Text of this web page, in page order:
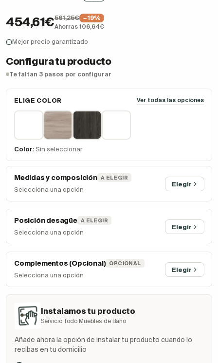
454,61€561,25€
−19%
Ahorras 106,64€
Mejor precio garantizado
Configura tu producto
Te faltan 3 pasos por configurar
ELIGE COLOR Ver todas las opciones
Color: Sin seleccionar
Medidas y composición A ELEGIR
Selecciona una opción
Elegir
Posición desagüe A ELEGIR
Selecciona una opción
Elegir
Complementos (Opcional) OPCIONAL
Selecciona una opción
Elegir
Instalamos tu producto
Servicio Todo Muebles de Baño
Añade ahora la opción de instalar tu producto cuando lo
recibas en tu domicilio